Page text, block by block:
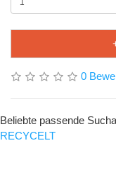
0
Beliebte passende
RECYCELT